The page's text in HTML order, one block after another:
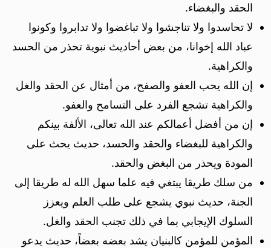
الحقد والبغضاء.
لا تحاسدوا ولا تناجشوا ولا تباغضوا ولا تدابروا وكونوا
عباد الله إخوانا، من بعض أحاديث نبوية تحذر من الحسد
والكراهية.
إن الله يحب العفو والصفح، من أمثال عن الحقد والغل
والكراهية تشجع الفرد على التسامح والعفو.
إن من أفضل أعمالكم عند الله تعالى، الألفة بينكم
والكراهية للبغضاء والحقد والحسد، حديث يحث على
المودة ويحذر من البغض والحقد.
من سلك طريقا يبتغي فيه علما سهل الله له طريقا إلى
الجنة، حديث نبوي يشجع على طلب العلم ويعزز
السلوك الإيجابي بما في ذلك تجنب الحقد والغل.
المؤمن للمؤمن كالبنيان يشد بعضه بعضاً، حديث يدعو